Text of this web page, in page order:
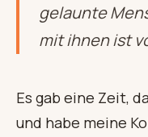
gelaunte
mit ihnen ist
Es gab eine Zeit,
und habe meine